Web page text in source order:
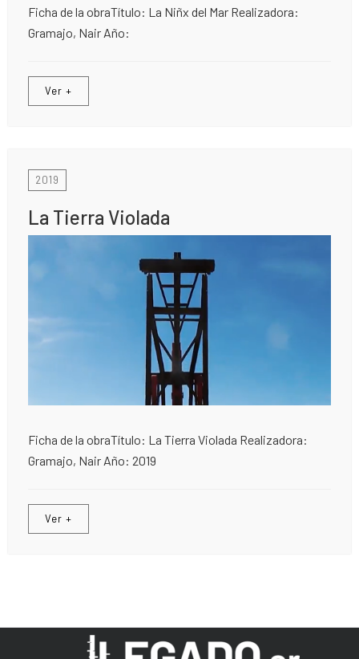
Ficha de la obraTítulo: La Niñx del Mar Realizadora:
Gramajo, Nair Año:
Ver +
2019
La Tierra Violada
Ficha de la obraTítulo: La Tierra Violada Realizadora:
Gramajo, Nair Año: 2019
Ver +